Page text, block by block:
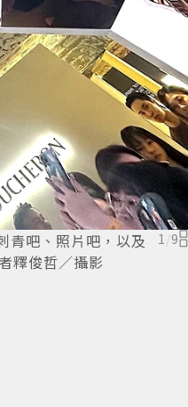
青吧、照片吧，以及
釋俊哲／攝影
1/9